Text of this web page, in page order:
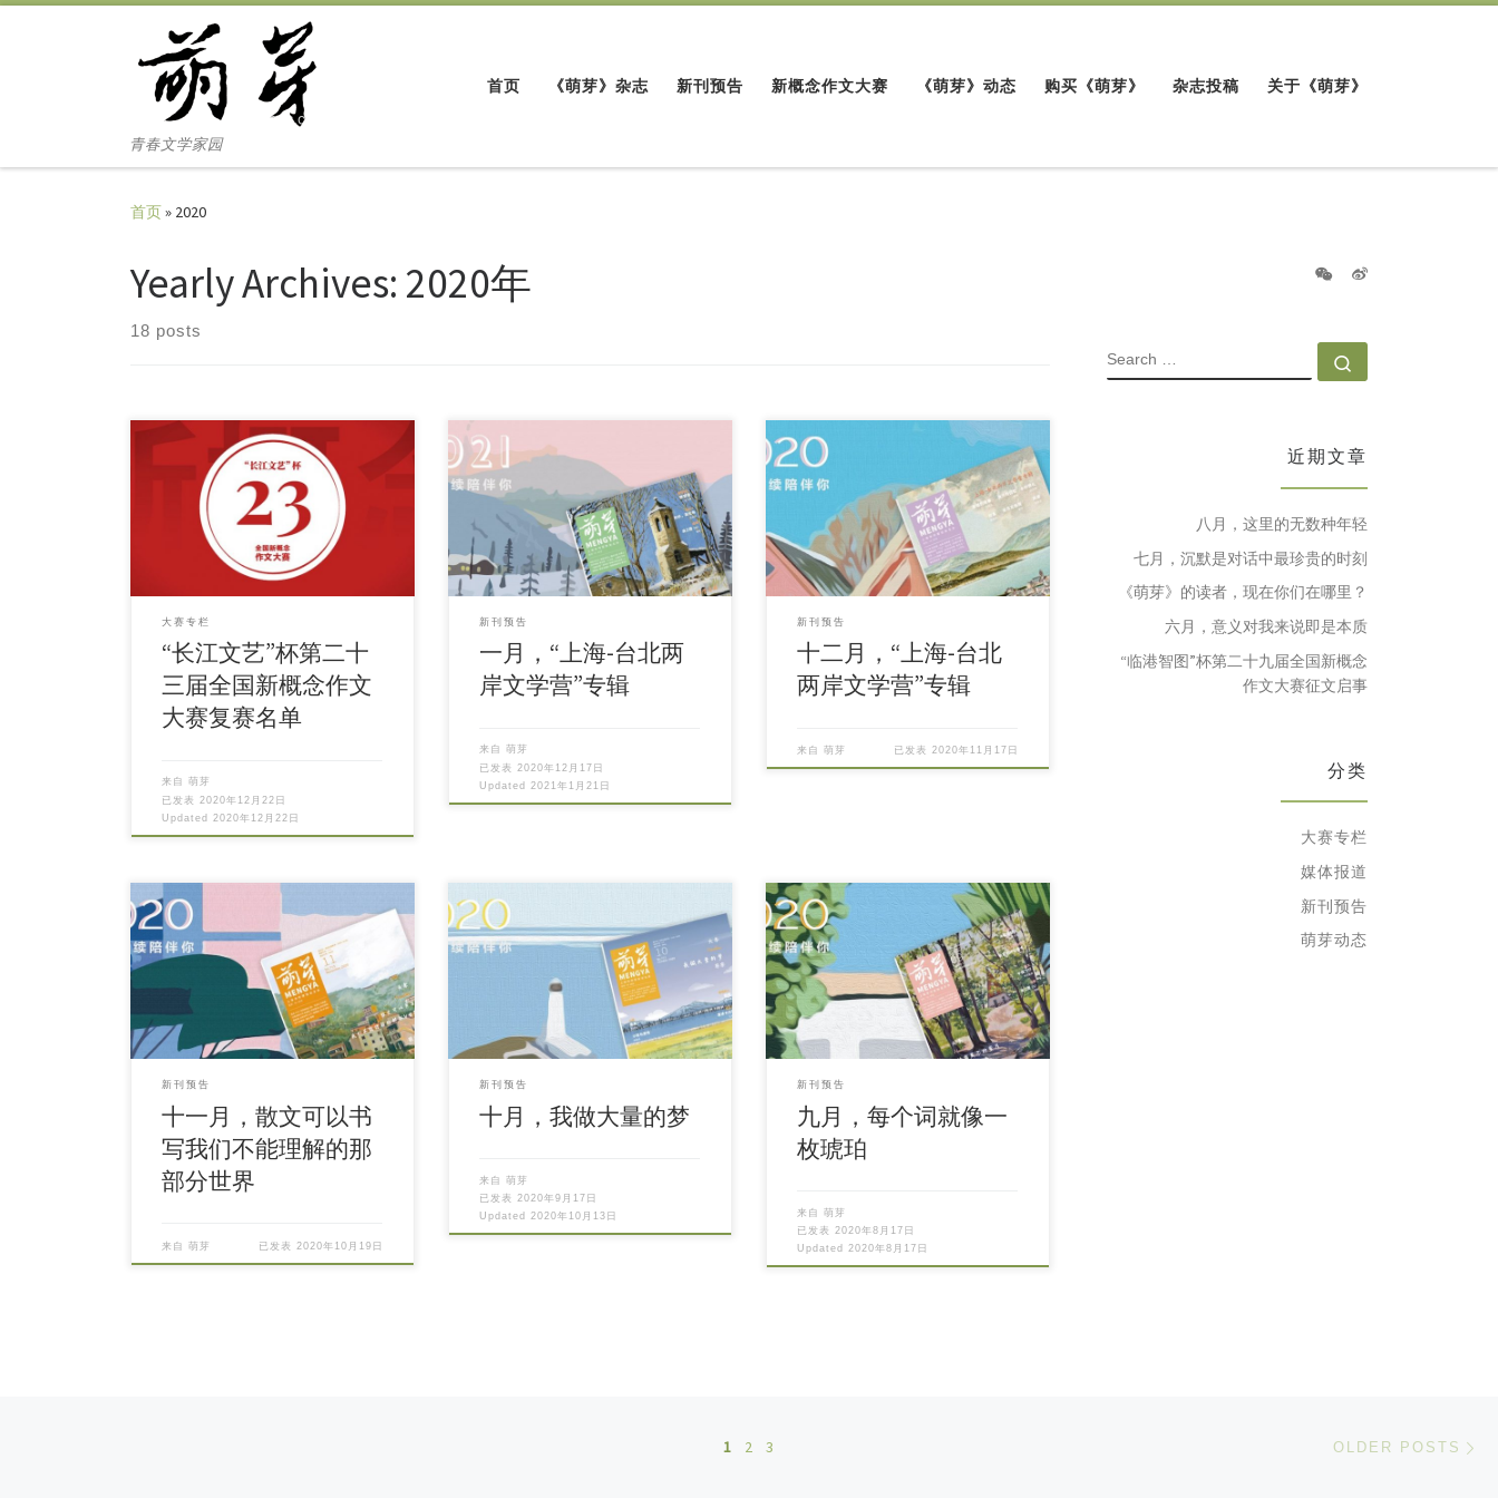
青春文学家园
首页 《萌芽》杂志 新刊预告 新概念作文大赛 《萌芽》动态 购买《萌芽》 杂志投稿 关于《萌芽》
首页» 2020
Yearly Archives: 2020年
18 posts
大赛专栏
“长江文艺”杯第二十
三届全国新概念作文
大赛复赛名单
来自萌芽
已发表2020年12月22日
Updated2020年12月22日
新刊预告
一月，“上海-台北两
岸文学营”专辑
来自萌芽
已发表2020年12月17日
Updated2021年1月21日
新刊预告
十二月，“上海-台北
两岸文学营”专辑
来自萌芽 已发表 2020年11月17日
新刊预告
十一月，散文可以书
写我们不能理解的那
部分世界
来自萌芽 已发表 2020年10月19日
新刊预告
十月，我做大量的梦
来自萌芽
已发表2020年9月17日
Updated2020年10月13日
新刊预告
九月，每个词就像一
枚琥珀
来自萌芽
已发表2020年8月17日
Updated2020年8月17日
SEARCH
近期文章
八月，这里的无数种年轻
七月，沉默是对话中最珍贵的时刻
《萌芽》的读者，现在你们在哪里？
六月，意义对我来说即是本质
“临港智图”杯第二十九届全国新概念
作文大赛征文启事
分类
大赛专栏
媒体报道
新刊预告
萌芽动态
1 2 3 OLDER POSTS